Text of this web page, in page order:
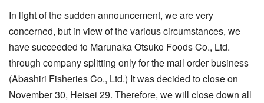
In light of the sudden announcement, we are very
concerned, but in view of the various circumstances, we
have succeeded to Marunaka Otsuko Foods Co., Ltd.
through company splitting only for the mail order business
(Abashiri Fisheries Co., Ltd.) It was decided to close on
November 30, Heisei 29. Therefore, we will close down all